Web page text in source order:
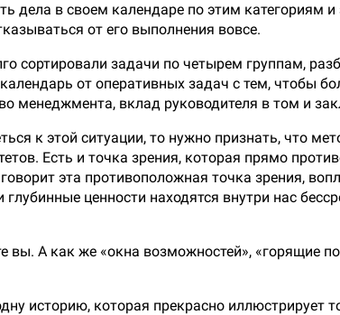
дела в своем календаре по этим
от его выполнения вовсе.
сортировали задачи по четырем группам,
от оперативных задач с тем, чтобы
менеджмента, вклад руководителя в том и
к этой ситуации, то нужно признать, что
Есть и точка зрения, которая прямо
эта противоположная точка зрения,
ценности находятся внутри нас
вы. А как же «окна возможностей», «горящие
историю, которая прекрасно иллюстрирует